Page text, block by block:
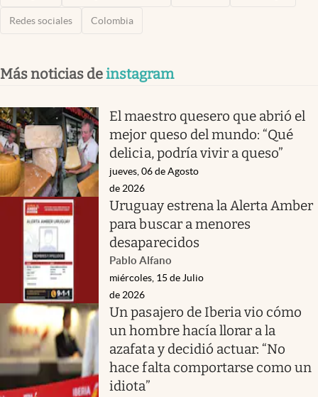
Redes sociales Colombia
Más noticias deinstagram
El maestro quesero que abrió el
mejor queso del mundo: “Qué
delicia, podría vivir a queso”
jueves, 06 de Agosto
de 2026
Uruguay estrena la Alerta Amber
para buscar a menores
desaparecidos
Pablo Alfano
miércoles, 15 de Julio
de 2026
Un pasajero de Iberia vio cómo
un hombre hacía llorar a la
azafata y decidió actuar: “No
hace falta comportarse como un
idiota”